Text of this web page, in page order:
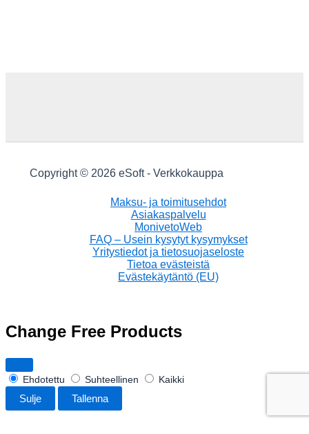
Copyright © 2026 eSoft - Verkkokauppa
Maksu- ja toimitusehdot
Asiakaspalvelu
MonivetoWeb
FAQ – Usein kysytyt kysymykset
Yritystiedot ja tietosuojaseloste
Tietoa evästeistä
Evästekäytäntö (EU)
Change Free Products
Ehdotettu Suhteellinen Kaikki
Sulje Tallenna